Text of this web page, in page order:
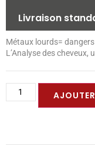
Livraison
Métaux lourds= dangers
L’Analyse des